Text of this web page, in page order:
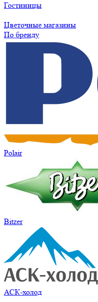
Гостиницы
Цветочные магазины
По бренду
Polair
Bitzer
АСК-холод